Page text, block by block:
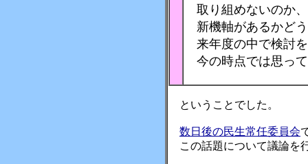
取り組めないのか、
新機軸があるかど
来年度の中で検討
今の時点では思っ
ということでした。
数日後の民生常任委員会
この話題について議論を